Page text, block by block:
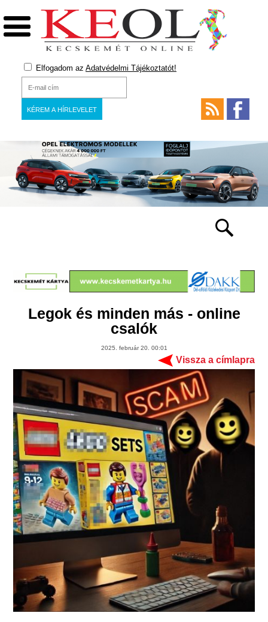
Elfogadom az Adatvédelmi Tájékoztatót!
Legok és minden más - online
csalók
2025. február 20. 00:01
Vissza a címlapra